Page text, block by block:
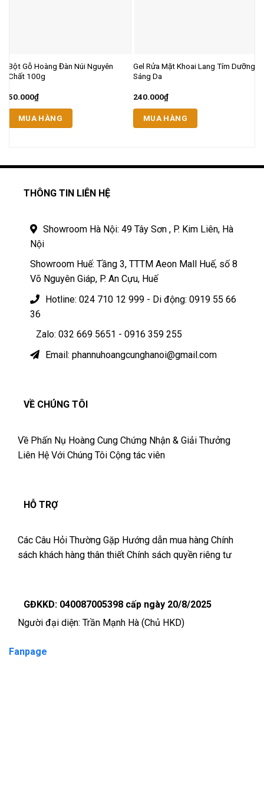
Bột Gỗ Hoàng Đàn Núi Nguyên
Chất 100g
50.000₫
MUA HÀNG
Gel Rửa Mặt Khoai Lang Tím Dưỡng
Sáng Da
240.000₫
MUA HÀNG
THÔNG TIN LIÊN HỆ
Showroom Hà Nội: 49 Tây Sơn , P. Kim Liên, Hà
Nội
Showroom Huế: Tầng 3, TTTM Aeon Mall Huế, số 8
Võ Nguyên Giáp, P. An Cựu, Huế
Hotline: 024 710 12 999 - Di động: 0919 55 66
36
Zalo: 032 669 5651 - 0916 359 255
Email: phannuhoangcunghanoi@gmail.com
VỀ CHÚNG TÔI
Về Phấn Nụ Hoàng Cung Chứng Nhận & Giải Thưởng
Liên Hệ Với Chúng Tôi Cộng tác viên
HỖ TRỢ
Các Câu Hỏi Thường Gặp Hướng dẫn mua hàng Chính
sách khách hàng thân thiết Chính sách quyền riêng tư
GĐKKD: 040087005398 cấp ngày 20/8/2025
Người đại diện: Trần Mạnh Hà (Chủ HKD)
Fanpage